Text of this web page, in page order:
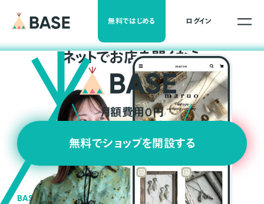
無料ではじめる ログイン
ネットでお店を開くなら
月額費用0円
無料でショップを開設する
BASEの強み